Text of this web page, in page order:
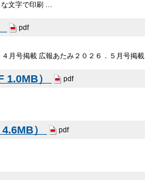
文字で印刷 …
pdf
月号掲載 広報あたみ２０２６．５月号掲載
1.0MB） pdf
） pdf